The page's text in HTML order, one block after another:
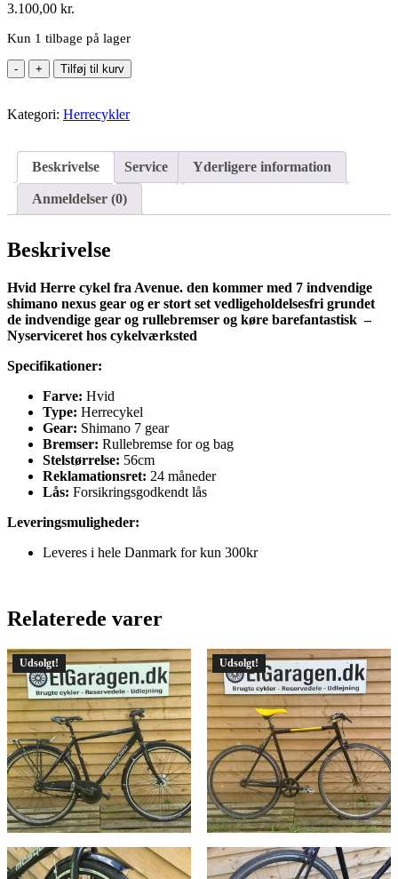
3.100,00 kr.
Kun 1 tilbage på lager
Avenue
Broadway
Herrecykel
antal
Tilføj til kurv
Kategori: Herrecykler
Beskrivelse Service Yderligere information
Anmeldelser (0)
Beskrivelse
Hvid Herre cykel fra Avenue. den kommer med 7 indvendige
shimano nexus gear og er stort set vedligeholdelsesfri grundet
de indvendige gear og rullebremser og køre barefantastisk –
Nyserviceret hos cykelværksted
Specifikationer:
Farve: Hvid
Type: Herrecykel
Gear: Shimano 7 gear
Bremser: Rullebremse for og bag
Stelstørrelse: 56cm
Reklamationsret: 24 måneder
Lås: Forsikringsgodkendt lås
Leveringsmuligheder:
Leveres i hele Danmark for kun 300kr
Relaterede varer
Udsolgt! Udsolgt!